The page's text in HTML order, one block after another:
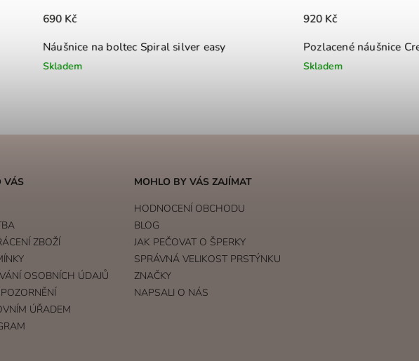
na boltec Spiral silver easy
Pozlacené náušnice Creoles
VÁS
ZBOŽÍ
OSOBNÍCH ÚDAJŮ
ÚŘADEM
MOHLO BY VÁS ZAJÍMAT
HODNOCENÍ OBCHODU
BLOG
JAK PEČOVAT O ŠPERKY
SPRÁVNÁ VELIKOST PRSTÝNKU
ZNAČKY
NAPSALI O NÁS